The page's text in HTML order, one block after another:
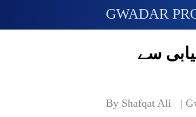
GWADAR
سے
By Shafqat Ali   |